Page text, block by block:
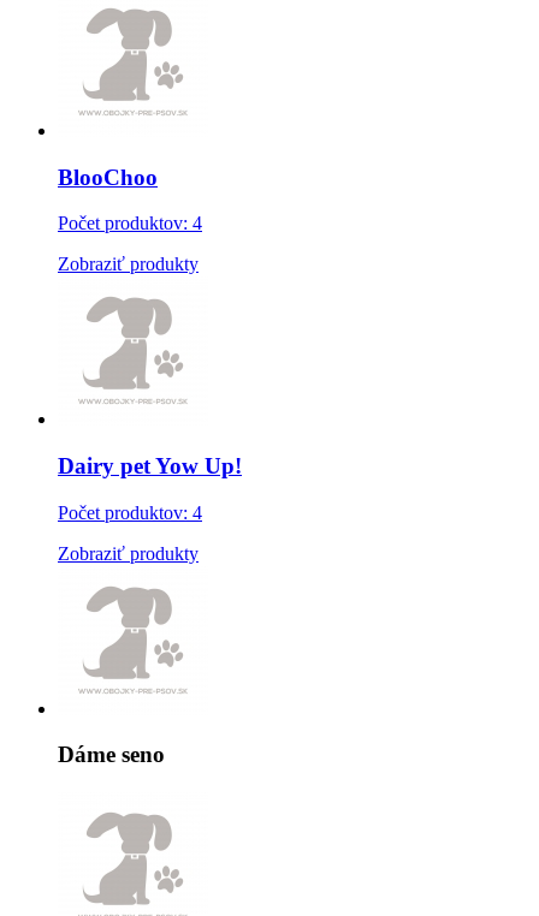
BlooChoo
Počet produktov: 4
Zobraziť produkty
Dairy pet Yow Up!
Počet produktov: 4
Zobraziť produkty
Dáme seno